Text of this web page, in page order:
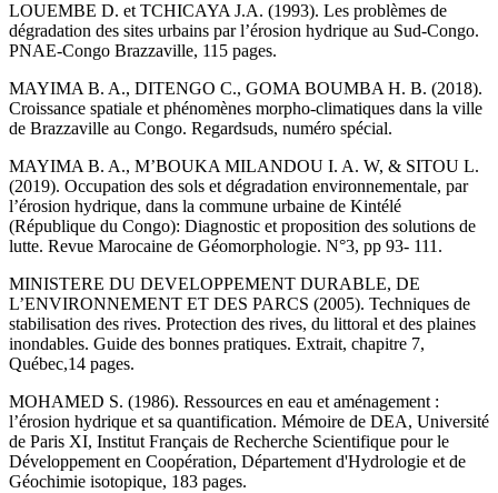
LOUEMBE D. et TCHICAYA J.A. (1993). Les problèmes de
dégradation des sites urbains par l’érosion hydrique au Sud-Congo.
PNAE-Congo Brazzaville, 115 pages.
MAYIMA B. A., DITENGO C., GOMA BOUMBA H. B. (2018).
Croissance spatiale et phénomènes morpho-climatiques dans la ville
de Brazzaville au Congo. Regardsuds, numéro spécial.
MAYIMA B. A., M’BOUKA MILANDOU I. A. W, & SITOU L.
(2019). Occupation des sols et dégradation environnementale, par
l’érosion hydrique, dans la commune urbaine de Kintélé
(République du Congo): Diagnostic et proposition des solutions de
lutte. Revue Marocaine de Géomorphologie. N°3, pp 93- 111.
MINISTERE DU DEVELOPPEMENT DURABLE, DE
L’ENVIRONNEMENT ET DES PARCS (2005). Techniques de
stabilisation des rives. Protection des rives, du littoral et des plaines
inondables. Guide des bonnes pratiques. Extrait, chapitre 7,
Québec,14 pages.
MOHAMED S. (1986). Ressources en eau et aménagement :
l’érosion hydrique et sa quantification. Mémoire de DEA, Université
de Paris XI, Institut Français de Recherche Scientifique pour le
Développement en Coopération, Département d'Hydrologie et de
Géochimie isotopique, 183 pages.